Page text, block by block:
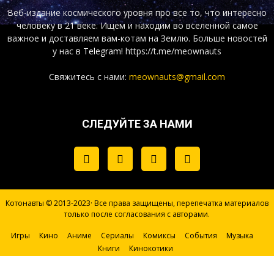
Веб-издание космического уровня про все то, что интересно
человеку в 21 веке. Ищем и находим во вселенной самое
важное и доставляем вам-котам на Землю. Больше новостей
у нас в Telegram! https://t.me/meownauts
Свяжитесь с нами: meownauts@gmail.com
СЛЕДУЙТЕ ЗА НАМИ
Котонавты © 2013-2023· Все права защищены, перепечатка материалов
только после согласования с авторами.
Игры Кино Аниме Сериалы Комиксы События
Музыка
Книги
Кинокотики